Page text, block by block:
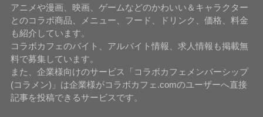
アニメや漫画、映画、ゲームなどのかわいい＆キャラクター
とのコラボ商品、メニュー、フード、ドリンク、価格、料金
も紹介しています。
コラボカフェのバイト、アルバイト情報、求人情報も掲載無
料で募集しています。
また、企業様向けのサービス「コラボカフェメンバーシップ
(コラメン)」は企業様がコラボカフェ.comのユーザーへ直接
記事を投稿できるサービスです。